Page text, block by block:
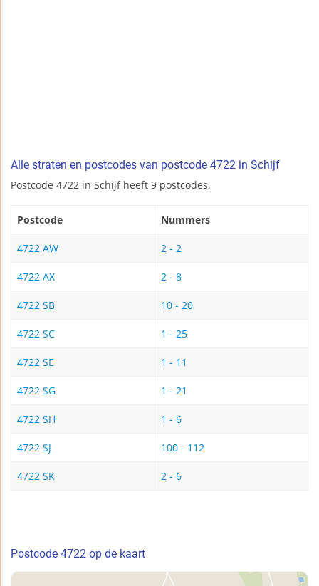
Alle straten en postcodes van postcode 4722 in Schijf
Postcode 4722 in Schijf heeft 9 postcodes.
Postcode Nummers
4722 AW 2 - 2
4722 AX 2 - 8
4722 SB 10 - 20
4722 SC 1 - 25
4722 SE 1 - 11
4722 SG 1 - 21
4722 SH 1 - 6
4722 SJ 100 - 112
4722 SK 2 - 6
Postcode 4722 op de kaart